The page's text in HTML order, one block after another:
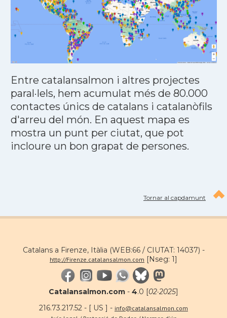
Entre catalansalmon i altres projectes
paral·lels, hem acumulat més de 80.000
contactes únics de catalans i catalanòfils
d'arreu del món. En aquest mapa es
mostra un punt per ciutat, que pot
incloure un bon grapat de persones.
Tornar al capdamunt
Catalans a Firenze, Itàlia (WEB:66 / CIUTAT: 14037) -
http://Firenze.catalansalmon.com [Nseg: 1]
Catalansalmon.com - 4.0 [02·2025]
216.73.217.52 - [ US ] - info@catalansalmon.com